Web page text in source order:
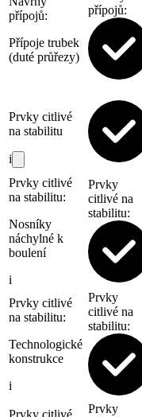
přípojů:
Přípoje trubek
(duté průřezy)
přípojů:
Prvky citlivé
na stabilitu
i
Prvky citlivé
na stabilitu:
Nosníky
náchylné k
boulení
i
Prvky
citlivé na
stabilitu:
Prvky citlivé
na stabilitu:
Technologické
konstrukce
i
Prvky
citlivé na
stabilitu:
Prvky citlivé
Prvky